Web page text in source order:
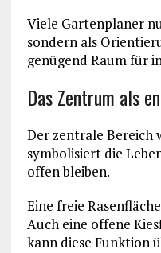
Viele Gartenplaner
sondern als
genügend Raum für
Das Zentrum als
Der zentrale Bereich
symbolisiert die
offen bleiben.
Eine freie
Auch eine offene
kann diese Funktion